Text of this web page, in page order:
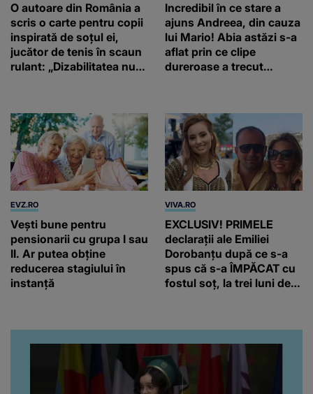
O autoare din România a
scris o carte pentru copii
inspirată de soțul ei,
jucător de tenis în scaun
rulant: „Dizabilitatea nu
Incredibil în ce stare a
ajuns Andreea, din cauza
lui Mario! Abia astăzi s-a
aflat prin ce clipe
dureroase a trecut
EVZ.RO
Vești bune pentru
pensionarii cu grupa I sau
II. Ar putea obține
reducerea stagiului în
instanță
VIVA.RO
EXCLUSIV! PRIMELE
declarații ale Emiliei
Dorobanțu după ce s-a
spus că s-a ÎMPĂCAT cu
fostul soț, la trei luni de
artistă i-a lăsat MASCĂ
pe toți. De data aceasta,
chiar a rupt tăcerea:
”Poate că aveam să ne
spunem, să ne...”